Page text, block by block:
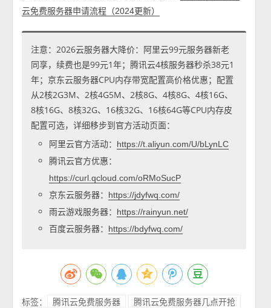
云免费服务器申请流程（2024更新）
注意：2026云服务器大降价：阿里云99元服务器新老
同享，续费也是99元1年；腾讯云4核服务器秒杀38元1
年；京东云服务器CPU内存带宽配置高价格优惠；配置
从2核2G3M、2核4G5M、2核8G、4核8G、4核16G、
8核16G、8核32G、16核32G、16核64G等CPU内存皮
配置可选，详细移步到官方活动页面：
阿里云官方活动：
https://t.aliyun.com/U/bLynLC
腾讯云官方优惠：
https://curl.qcloud.com/oRMoSucP
京东云服务器： https://jdyfwq.com/
雨云游戏服务器： https://rainyun.net/
百度云服务器： https://bdyfwq.com/
标签： 腾讯云免费服务器
腾讯云免费服务器几点开抢